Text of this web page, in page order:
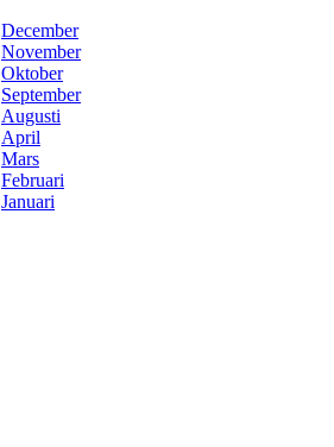
December
November
Oktober
September
Augusti
April
Mars
Februari
Januari